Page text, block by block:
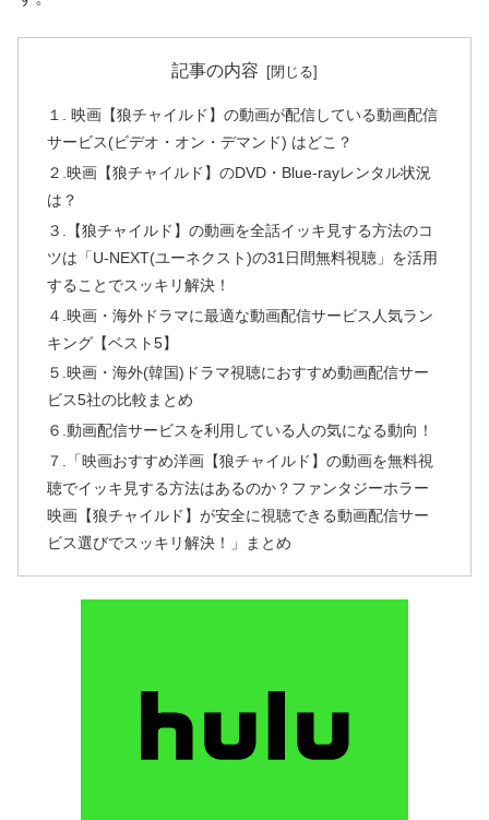
記事の内容
１. 映画【狼チャイルド】の動画が配信している動画配信
サービス(ビデオ・オン・デマンド) はどこ？
２.映画【狼チャイルド】のDVD・Blue-rayレンタル状況
は？
３.【狼チャイルド】の動画を全話イッキ見する方法のコ
ツは「U-NEXT(ユーネクスト)の31日間無料視聴」を活用
することでスッキリ解決！
４.映画・海外ドラマに最適な動画配信サービス人気ラン
キング【ベスト5】
５.映画・海外(韓国)ドラマ視聴におすすめ動画配信サー
ビス5社の比較まとめ
６.動画配信サービスを利用している人の気になる動向！
７.「映画おすすめ洋画【狼チャイルド】の動画を無料視
聴でイッキ見する方法はあるのか？ファンタジーホラー
映画【狼チャイルド】が安全に視聴できる動画配信サー
ビス選びでスッキリ解決！」まとめ